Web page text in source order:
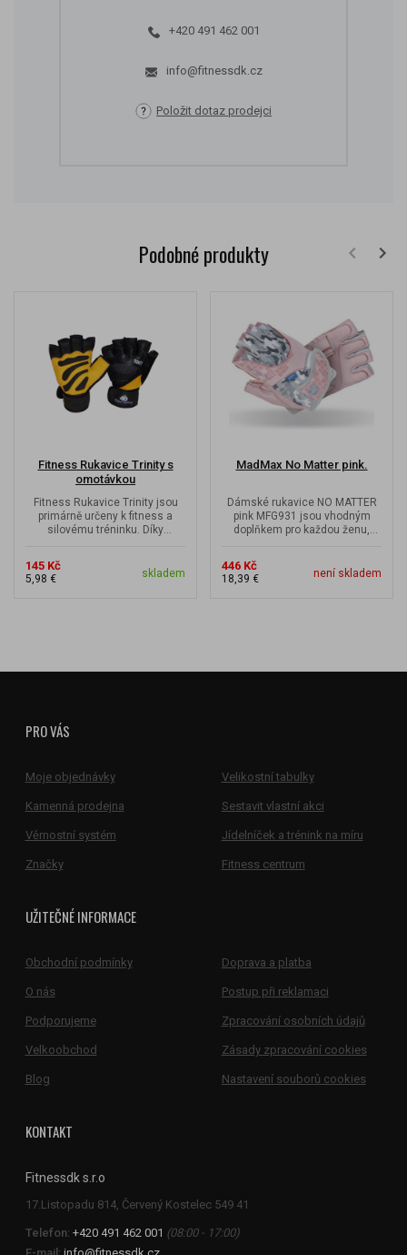
+420 491 462 001
info@fitnessdk.cz
Položit dotaz prodejci
Podobné produkty
Fitness Rukavice Trinity s
omotávkou
Fitness Rukavice Trinity jsou
primárně určeny k fitness a
silovému tréninku. Díky
145 Kč
5,98 € skladem
MadMax No Matter pink.
Dámské rukavice NO MATTER
pink MFG931 jsou vhodným
doplňkem pro každou ženu,
446 Kč
18,39 € není skladem
PRO VÁS
Moje objednávky Velikostní tabulky
Kamenná prodejna Sestavit vlastní akci
Věrnostní systém Jídelníček a trénink na míru
Značky Fitness centrum
UŽITEČNÉ INFORMACE
Obchodní podmínky Doprava a platba
O nás Postup při reklamaci
Podporujeme Zpracování osobních údajů
Velkoobchod Zásady zpracování cookies
Blog Nastavení souborů cookies
KONTAKT
Fitnessdk s.r.o
Telefon: +420 491 462 001 (08:00 - 17:00)